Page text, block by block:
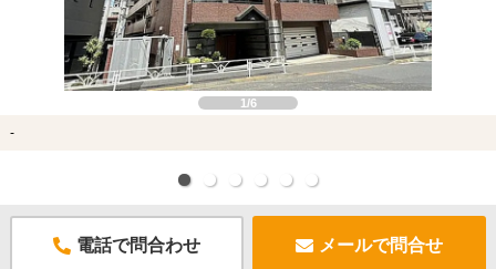
1/6
-
電話で問合わせ メールで問合せ